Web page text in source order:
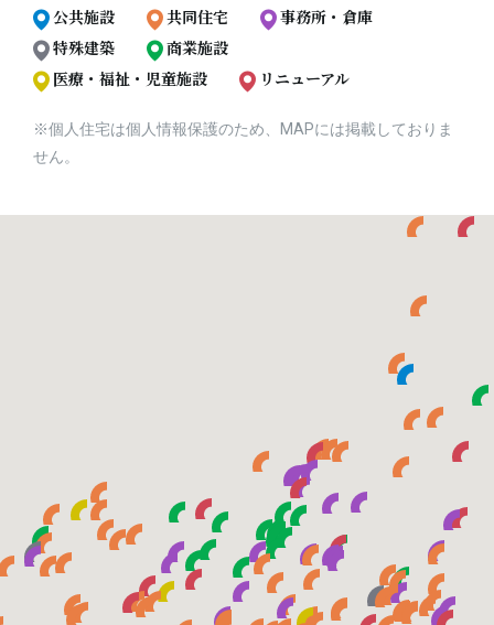
公共施設 共同住宅
事務所・倉庫
特殊建築
商業施設
医療・福祉・児童施設
リニューアル
※個人住宅は個人情報保護のため、MAPには掲載しておりま
せん。